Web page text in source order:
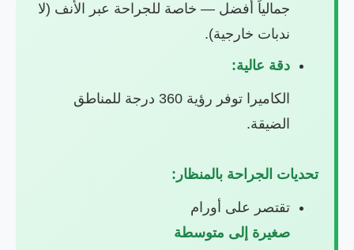
جمالياً أفضل — خاصة للجراحة عبر الأنف (لا
ندبات خارجية).
دقة عالية:
الكاميرا توفر رؤية 360 درجة للمناطق
الضيقة.
تحديات الجراحة بالمنظار:
تقتصر على أورام
صغيرة إلى متوسطة